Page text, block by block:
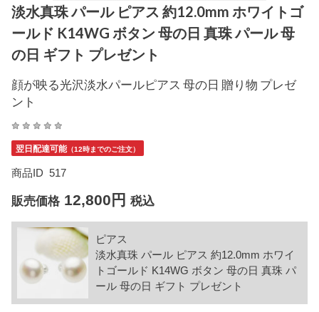
淡水真珠 パール ピアス 約12.0mm ホワイトゴ
ールド K14WG ボタン 母の日 真珠 パール 母
の日 ギフト プレゼント
顔が映る光沢淡水パールピアス 母の日 贈り物 プレゼ
ント
翌日配達可能（12時までのご注文）
商品ID 517
販売価格 12,800円 税込
ピアス
淡水真珠 パール ピアス 約12.0mm ホワイ
トゴールド K14WG ボタン 母の日 真珠 パ
ール 母の日 ギフト プレゼント